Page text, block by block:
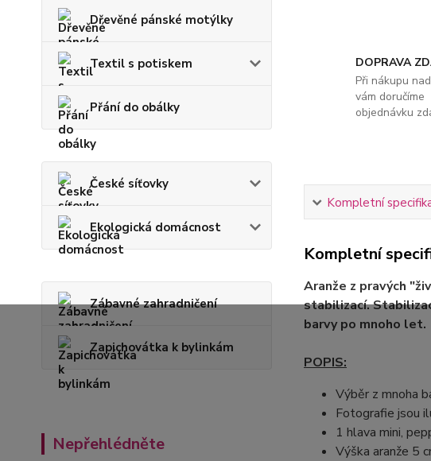
Dřevěné pánské motýlky
Textil s potiskem
Přání do obálky
České síťovky
Ekologická domácnost
Zábavné zahradničení
Zapichovátka k bylinkám
Nepřehlédněte
DOPRAVA
Při nákupu
vám doručíme
objednávku
Kompletní
Kompletní
Aranže z pravých
stabilizací.
barvy po mnoho let.
POPIS:
Výběr z mnoha
Fotografie jsou
1 hlava mini,
Výška aranže 5